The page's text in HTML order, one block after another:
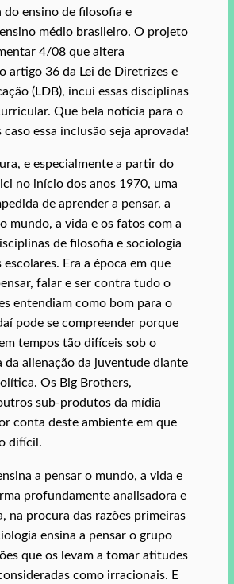
do ensino de filosofia e
médio brasileiro. O projeto
4/08 que altera
artigo 36 da Lei de Diretrizes e
(LDB), incui essas disciplinas
Que bela notícia para o
essa inclusão seja aprovada!
e especialmente a partir do
no início dos anos 1970, uma
de aprender a pensar, a
mundo, a vida e os fatos com a
de filosofia e sociologia
Era a época em que
falar e ser contra tudo o
entendiam como bom para o
pode se compreender porque
tempos tão difíceis sob o
da alienação da juventude diante
Os Big Brothers,
sub-produtos da mídia
conta deste ambiente em que
difícil.
a pensar o mundo, a vida e
profundamente analisadora e
na procura das razões primeiras
ensina a pensar o grupo
que os levam a tomar atitudes
como irracionais. E